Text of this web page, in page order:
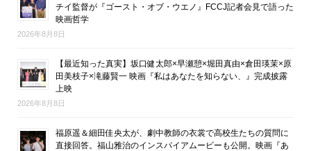
チイ監督が『ゴースト・オブ・ウエノ』FCCJ記者会見で語った
映画哲学
2026年8月8日
【最近知った真実】坂口健太郎×早瀬憩×堀田真由×倉田瑛茉×原
田美枝子×滝藤賢一 映画『私はあなたを知らない、』完成披露
上映
2026年8月8日
福原遥＆細田佳央太が、劇中教師の衣裳で高校生たちの質問に
直接回答。福山雅治のインスパイアムービーも公開。映画『あ